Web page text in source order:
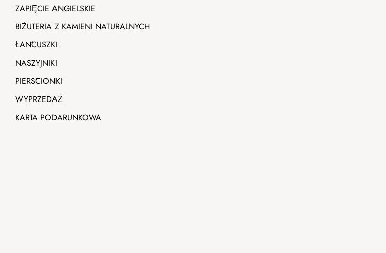
ZAPIĘCIE ANGIELSKIE
BIŻUTERIA Z KAMIENI NATURALNYCH
ŁAŃCUSZKI
NASZYJNIKI
PIERŚCIONKI
WYPRZEDAŻ
KARTA PODARUNKOWA